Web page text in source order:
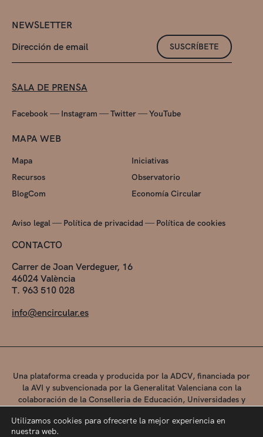
NEWSLETTER
SUSCRÍBETE
SALA DE PRENSA
Facebook— Instagram —Twitter—YouTube
MAPA WEB
Mapa
Iniciativas
Recursos
Observatorio
BlogCom
Economía Circular
Aviso legal— Política de privacidad — Política de cookies
CONTACTO
Carrer de Joan Verdeguer, 16
46024 València
T. 963 510 028
info@encircular.es
Una plataforma creada y producida por la ADCV, financiada por
la AVI y subvencionada por la Generalitat Valenciana con la
colaboración de la Conselleria de Educación, Universidades y
Utilizamos cookies para ofrecerte la mejor experiencia en
nuestra web.